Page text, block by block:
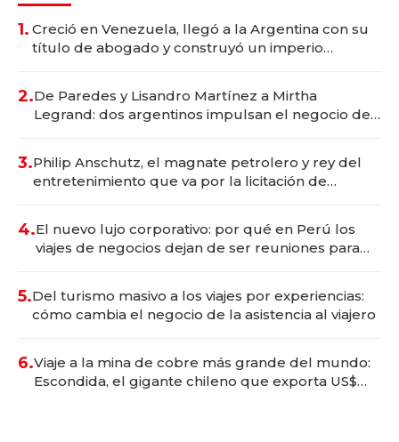
1. Creció en Venezuela, llegó a la Argentina con su
título de abogado y construyó un imperio
2.De Paredes y Lisandro Martínez a Mirtha
Legrand: dos argentinos impulsan el negocio del
3.Philip Anschutz, el magnate petrolero y rey del
entretenimiento que va por la licitación de
4.El nuevo lujo corporativo: por qué en Perú los
viajes de negocios dejan de ser reuniones para
5.Del turismo masivo a los viajes por experiencias:
cómo cambia el negocio de la asistencia al viajero
6.Viaje a la mina de cobre más grande del mundo:
Escondida, el gigante chileno que exporta US$